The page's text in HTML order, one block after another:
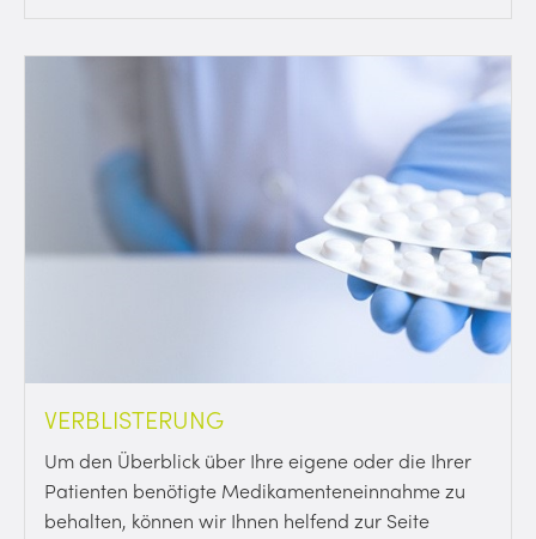
VERBLISTERUNG
Um den Überblick über Ihre eigene oder die Ihrer
Patienten benötigte Medikamenteneinnahme zu
behalten, können wir Ihnen helfend zur Seite